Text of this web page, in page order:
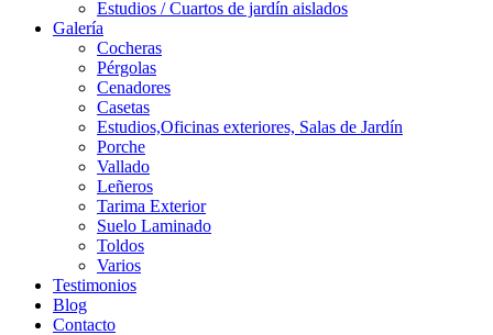
Estudios / Cuartos de jardín aislados
Galería
Cocheras
Pérgolas
Cenadores
Casetas
Estudios,Oficinas exteriores, Salas de Jardín
Porche
Vallado
Leñeros
Tarima Exterior
Suelo Laminado
Toldos
Varios
Testimonios
Blog
Contacto